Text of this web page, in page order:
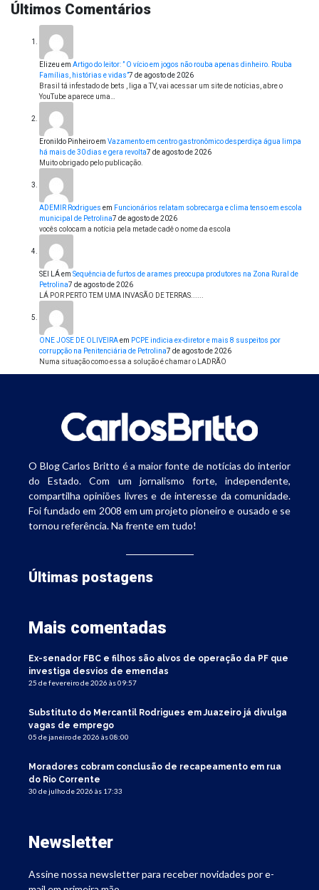
Últimos Comentários
Elizeu em Artigo do leitor: ” O vício em jogos não rouba apenas dinheiro. Rouba
Famílias, histórias e vidas”7 de agosto de 2026
Brasil tá infestado de bets , liga a TV, vai acessar um site de notícias, abre o
YouTube aparece uma…
Eronildo Pinheiroem Vazamento em centro gastronômico desperdiça água limpa
há mais de 30 dias e gera revolta7 de agosto de 2026
Muito obrigado pelo publicação.
ADEMIR Rodrigues em Funcionários relatam sobrecarga e clima tenso em escola
municipal de Petrolina7 de agosto de 2026
vocês colocam a notícia pela metade cadê o nome da escola
SEI LÁem Sequência de furtos de arames preocupa produtores na Zona Rural de
Petrolina7 de agosto de 2026
LÁ POR PERTO TEM UMA INVASÃO DE TERRAS......
ONE JOSE DE OLIVEIRAem PCPE indicia ex-diretor e mais 8 suspeitos por
corrupção na Penitenciária de Petrolina7 de agosto de 2026
Numa situação como essa a solução é chamar o LADRÃO
O Blog Carlos Britto é a maior fonte de notícias do interior
do Estado. Com um jornalismo forte, independente,
compartilha opiniões livres e de interesse da comunidade.
Foi fundado em 2008 em um projeto pioneiro e ousado e se
tornou referência. Na frente em tudo!
Últimas postagens
Mais comentadas
Ex-senador FBC e filhos são alvos de operação da PF que
investiga desvios de emendas
25 de fevereiro de 2026 às 09:57
Substituto do Mercantil Rodrigues em Juazeiro já divulga
vagas de emprego
05 de janeiro de 2026 às 08:00
Moradores cobram conclusão de recapeamento em rua
do Rio Corrente
30 de julho de 2026 às 17:33
Newsletter
Assine nossa newsletter para receber novidades por e-